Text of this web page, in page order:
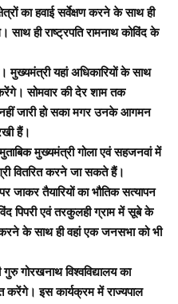
का हवाई सर्वेक्षण करने के साथ ही
साथ ही राष्ट्रपति रामनाथ कोविंद के
यहां अधिकारियों के साथ
करेंगे। सोमवार की देर शाम तक
जारी हो सका मगर उनके आगमन
हैं।
मुख्यमंत्री गोला एवं सहजनवां में
वितरित करने जा सकते हैं।
जाकर तैयारियों का भौतिक सत्यापन
पिपरी एवं तरकुलही ग्राम में सूबे के
करने के साथ ही वहां एक जनसभा को भी
गुरु गोरखनाथ विश्वविद्यालय का
करेंगे। इस कार्यक्रम में राज्यपाल